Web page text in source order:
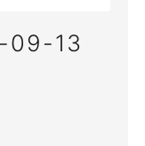
09-13